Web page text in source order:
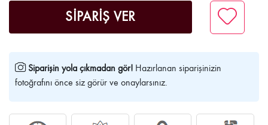
SİPARİŞ VER
Siparişin yola çıkmadan gör! Hazırlanan siparişinizin
fotoğrafını önce siz görür ve onaylarsınız.